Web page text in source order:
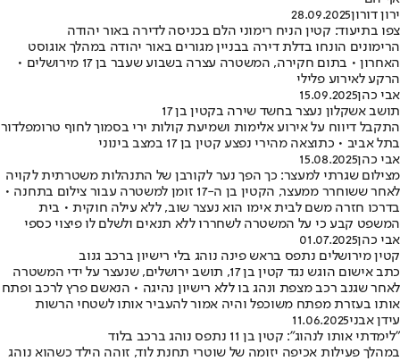
ירון דורון28.09.2025
צפו בתיעוד: קטין הניח רימוני הלם בכניסה לדירה באור יהודה
הרימונים הונחו בדלת דירה בבניין מגורים באור יהודה במהלך אוגוסט
האחרון • בתום חקירה, המשטרה עצרה בשבוע שעבר בן 17 מירושלים •
הרקע לאירוע פלילי
אבי כהן15.09.2025
תושב אשקלון נעצר בחשד שירה בקטין בן 17
התקבל דיווח על אירוע אלימות ושמיעת קולות ירי בסמוך לחוף טרומפלדור
בתל אביב • כתוצאה מהירי נפצע קטין בן 17 במצב בינוני
אבי כהן15.08.2025
מצילום שגרתי למעצר: כך הפך נער לקורבן של התנהלות משטרתית לקויה
לאחר ששוחרר ממעצר, הקטין בן ה-17 זומן למשטרה עבור צילום בתחנה •
בדרכו חזרה משם לבית אימו הוא נעצר שוב, ללא עילה חוקית • בית
המשפט קבע כי על המשטרה לשחררו ללא תנאים ולשלם לו פיצוי כספי
אבי כהן01.07.2025
קטין מירושלים נתפס בראש פינה נוהג בלי רישיון ברכב גנוב
כתב אישום הוגש נגד קטין בן 17, תושב ירושלים, שנעצר על ידי המשטרה
לאחר שגנב רכב מצפת ונהג בו ללא רישיון נהיגה • הנאשם פרץ לרכב ופתח
אותו בעזרת מפתח משוכפל והיה אמור להעביר אותו לשטחי הרשות
עידן אבני11.06.2025
"לימדתי אותו לנהוג": קטין בן 11 נתפס נוהג ברכב בלוד
במהלך פעילות אכיפה יזומה של שוטרי תחנת לוד, זוהה הילד כשהוא נוהג